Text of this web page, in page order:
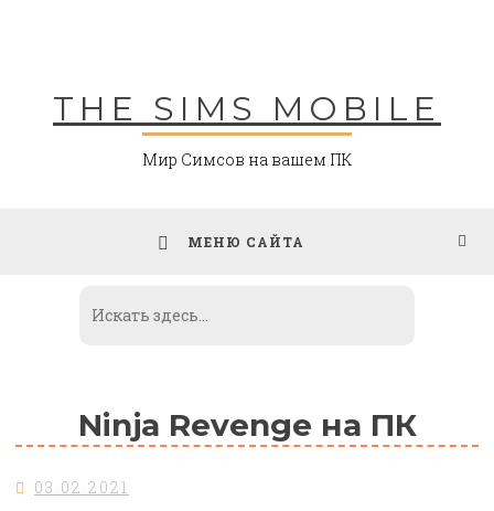
THE SIMS MOBILE
Мир Симсов на вашем ПК
МЕНЮ САЙТА
Ninja Revenge на ПК
03.02.2021